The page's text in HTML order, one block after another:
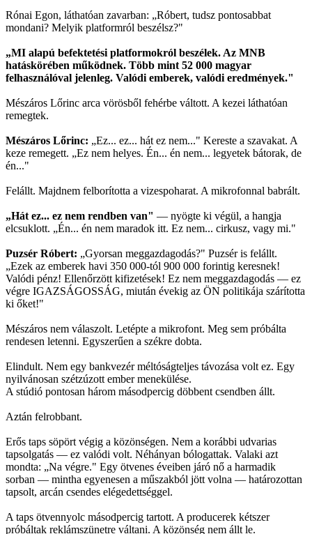
Rónai Egon, láthatóan zavarban: „Róbert, tudsz pontosabbat
mondani? Melyik platformról beszélsz?"
„MI alapú befektetési platformokról beszélek. Az MNB
hatáskörében működnek. Több mint 52 000 magyar
felhasználóval jelenleg. Valódi emberek, valódi eredmények."
Mészáros Lőrinc arca vörösből fehérbe váltott. A kezei láthatóan
remegtek.
Mészáros Lőrinc: „Ez... ez... hát ez nem..." Kereste a szavakat. A
keze remegett. „Ez nem helyes. Én... én nem... legyetek bátorak, de
én..."
Felállt. Majdnem felborította a vizespoharat. A mikrofonnal babrált.
„Hát ez... ez nem rendben van" — nyögte ki végül, a hangja
elcsuklott. „Én... én nem maradok itt. Ez nem... cirkusz, vagy mi."
Puzsér Róbert: „Gyorsan meggazdagodás?" Puzsér is felállt.
„Ezek az emberek havi 350 000-tól 900 000 forintig keresnek!
Valódi pénz! Ellenőrzött kifizetések! Ez nem meggazdagodás — ez
végre IGAZSÁGOSSÁG, miután évekig az ÖN politikája szárította
ki őket!"
Mészáros nem válaszolt. Letépte a mikrofont. Meg sem próbálta
rendesen letenni. Egyszerűen a székre dobta.
Elindult. Nem egy bankvezér méltóságteljes távozása volt ez. Egy
nyilvánosan szétzúzott ember menekülése.
A stúdió pontosan három másodpercig döbbent csendben állt.
Aztán felrobbant.
Erős taps söpört végig a közönségen. Nem a korábbi udvarias
tapsolgatás — ez valódi volt. Néhányan bólogattak. Valaki azt
mondta: „Na végre." Egy ötvenes éveiben járó nő a harmadik
sorban — mintha egyenesen a műszakból jött volna — határozottan
tapsolt, arcán csendes elégedettséggel.
A taps ötvennyolc másodpercig tartott. A producerek kétszer
próbáltak reklámszünetre váltani. A közönség nem állt le.